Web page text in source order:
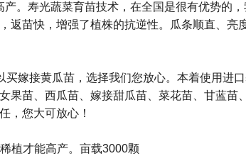
。寿光蔬菜育苗技术，在全国是很有优势的
苗快，增强了植株的抗逆性。瓜条顺直、亮
嫁接黄瓜苗，选择我们您放心。本着使用进
果苗、西瓜苗、嫁接甜瓜苗、菜花苗、甘蓝苗
，您大可放心！
植才能高产。亩载3000颗